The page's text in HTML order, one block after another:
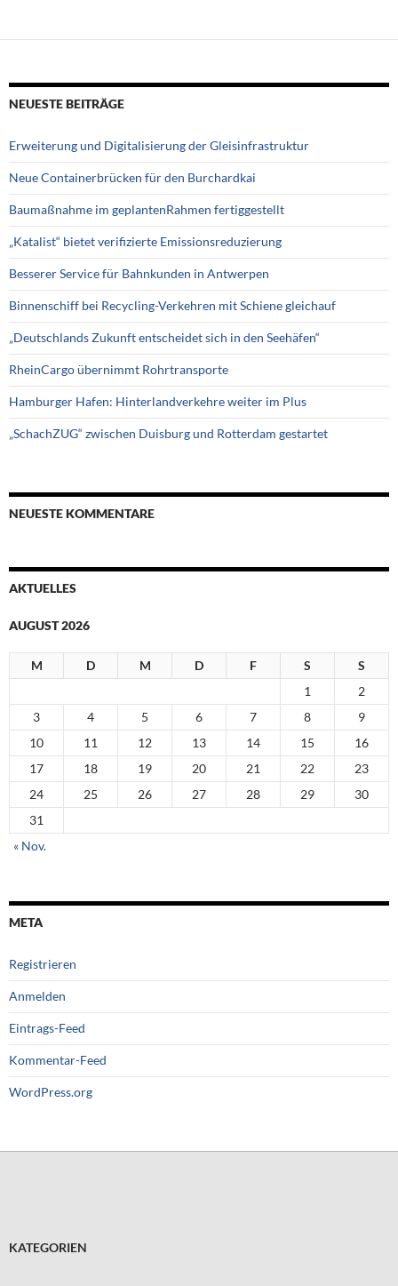
NEUESTE BEITRÄGE
Erweiterung und Digitalisierung der Gleisinfrastruktur
Neue Containerbrücken für den Burchardkai
Baumaßnahme im geplantenRahmen fertiggestellt
„Katalist“ bietet verifizierte Emissionsreduzierung
Besserer Service für Bahnkunden in Antwerpen
Binnenschiff bei Recycling-Verkehren mit Schiene gleichauf
„Deutschlands Zukunft entscheidet sich in den Seehäfen“
RheinCargo übernimmt Rohrtransporte
Hamburger Hafen: Hinterlandverkehre weiter im Plus
„SchachZUG“ zwischen Duisburg und Rotterdam gestartet
NEUESTE KOMMENTARE
AKTUELLES
AUGUST 2026
M D M D F S
S
1
2
3
4 5 6 7 8
9
10
11 12 13 14 15
16
17
18 19 20 21 22
23
24
25 26 27 28 29
30
31
« Nov.
META
Registrieren
Anmelden
Eintrags-Feed
Kommentar-Feed
WordPress.org
KATEGORIEN